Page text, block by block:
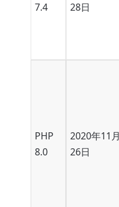
7.4
28日
PHP
8.0
2020年11月
26日